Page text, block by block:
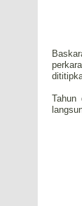
Tahun